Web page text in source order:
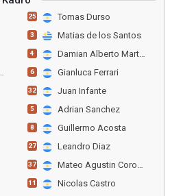
Benavidez
25 Tomas Durso
3 Matias de los Santos
4 Damian Alberto Martinez
6 Gianluca Ferrari
32 Juan Infante
5 Adrian Sanchez
8 Guillermo Acosta
27 Leandro Diaz
37 Mateo Agustin Coronel
11 Nicolas Castro